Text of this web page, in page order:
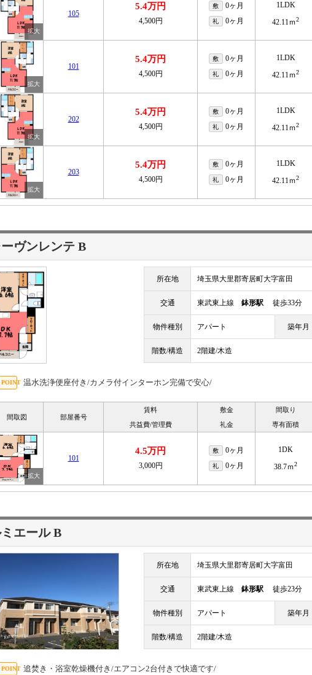
105
5.4万円
4,500円
敷 0ヶ月
礼 0ヶ月
1LDK
42.11ｍ2
101
5.4万円
4,500円
敷 0ヶ月
礼 0ヶ月
1LDK
42.11ｍ2
202
5.4万円
4,500円
敷 0ヶ月
礼 0ヶ月
1LDK
42.11ｍ2
203
5.4万円
4,500円
敷 0ヶ月
礼 0ヶ月
1LDK
42.11ｍ2
ーヴンレンテ B
所在地 埼玉県大里郡寄居町大字富田
交通 東武東上線 鉢形駅 徒歩33分
物件種別 アパート 築年月
階数/構造 2階建/木造
温水洗浄便座付き/カメラ付インターホン完備で安心/
間取図 部屋番号
賃料
共益費/管理費
敷金
礼金
間取り
専有面積
101
4.5万円
3,000円
敷 0ヶ月
礼 0ヶ月
1DK
38.7ｍ2
エール B
所在地 埼玉県大里郡寄居町大字富田
交通 東武東上線 鉢形駅 徒歩23分
物件種別 アパート 築年月
階数/構造 2階建/木造
追焚き・浴室乾燥機付き/エアコン2台付きで快適です/